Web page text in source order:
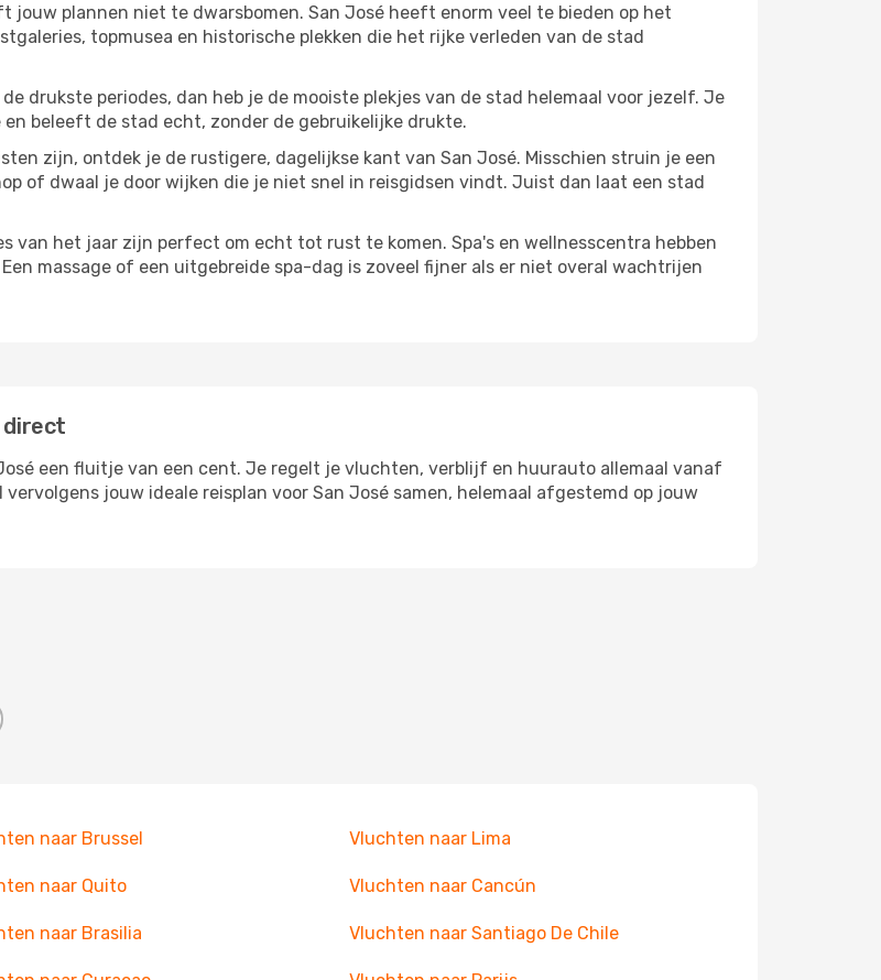
jouw plannen niet te dwarsbomen. San José heeft enorm veel te bieden op het
topmusea en historische plekken die het rijke verleden van de stad
de drukste periodes, dan heb je de mooiste plekjes van de stad helemaal voor jezelf. Je
beleeft de stad echt, zonder de gebruikelijke drukte.
zijn, ontdek je de rustigere, dagelijkse kant van San José. Misschien struin je een
of dwaal je door wijken die je niet snel in reisgidsen vindt. Juist dan laat een stad
van het jaar zijn perfect om echt tot rust te komen. Spa's en wellnesscentra hebben
massage of een uitgebreide spa-dag is zoveel fijner als er niet overal wachtrijen
direct
een fluitje van een cent. Je regelt je vluchten, verblijf en huurauto allemaal vanaf
jouw ideale reisplan voor San José samen, helemaal afgestemd op jouw
naar Brussel Vluchten naar Lima
naar Quito Vluchten naar Cancún
naar Brasilia Vluchten naar Santiago De Chile